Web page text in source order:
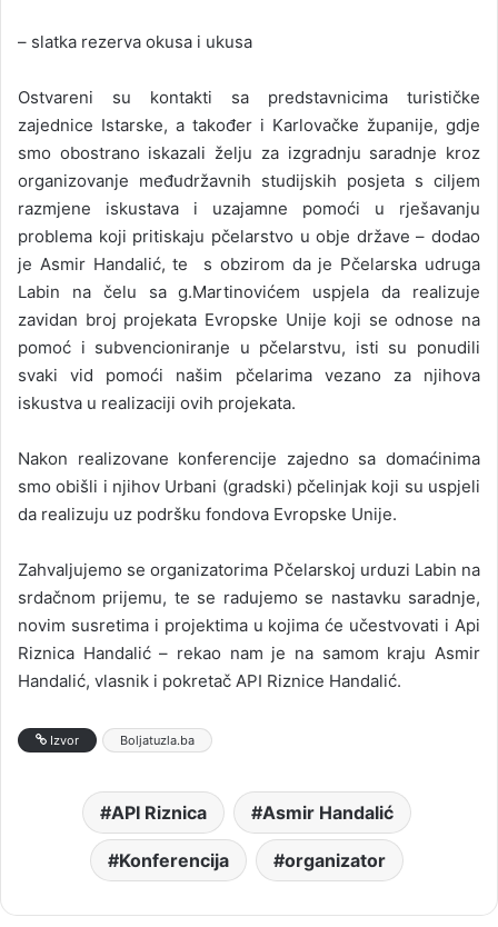
– slatka rezerva okusa i ukusa
Ostvareni su kontakti sa predstavnicima turističke
zajednice Istarske, a također i Karlovačke županije, gdje
smo obostrano iskazali želju za izgradnju saradnje kroz
organizovanje međudržavnih studijskih posjeta s ciljem
razmjene iskustava i uzajamne pomoći u rješavanju
problema koji pritiskaju pčelarstvo u obje države – dodao
je Asmir Handalić, te s obzirom da je Pčelarska udruga
Labin na čelu sa g.Martinovićem uspjela da realizuje
zavidan broj projekata Evropske Unije koji se odnose na
pomoć i subvencioniranje u pčelarstvu, isti su ponudili
svaki vid pomoći našim pčelarima vezano za njihova
iskustva u realizaciji ovih projekata.
Nakon realizovane konferencije zajedno sa domaćinima
smo obišli i njihov Urbani (gradski) pčelinjak koji su uspjeli
da realizuju uz podršku fondova Evropske Unije.
Zahvaljujemo se organizatorima Pčelarskoj urduzi Labin na
srdačnom prijemu, te se radujemo se nastavku saradnje,
novim susretima i projektima u kojima će učestvovati i Api
Riznica Handalić – rekao nam je na samom kraju Asmir
Handalić, vlasnik i pokretač API Riznice Handalić.
Izvor Boljatuzla.ba
API Riznica Asmir Handalić
Konferencija organizator